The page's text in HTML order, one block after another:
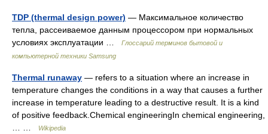
TDP (thermal design power) — Максимальное количество
тепла, рассеиваемое данным процессором при нормальных
условиях эксплуатации …
Глоссарий терминов бытовой и
компьютерной техники Samsung
Thermal runaway — refers to a situation where an increase in
temperature changes the conditions in a way that causes a further
increase in temperature leading to a destructive result. It is a kind
of positive feedback.Chemical engineeringIn chemical engineering,
Wikipedia